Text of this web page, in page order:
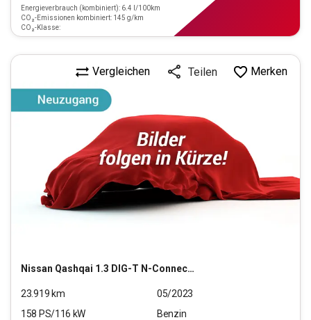
Energieverbrauch (kombiniert): 6.4 l/100km
CO₂-Emissionen kombiniert: 145 g/km
CO₂-Klasse:
Nissan Qashqai 1.3 DIG-T N-Connecta
Vergleichen Teilen Merken
23.919 km
05/2023
158 PS/116 kW
Benzin